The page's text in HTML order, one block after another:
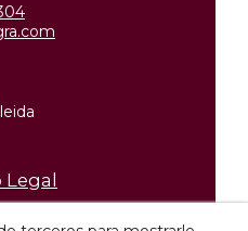
Legal